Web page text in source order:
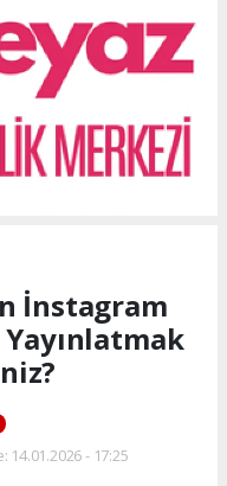
İnstagram
Yayınlatmak
14.01.2026 - 17:25